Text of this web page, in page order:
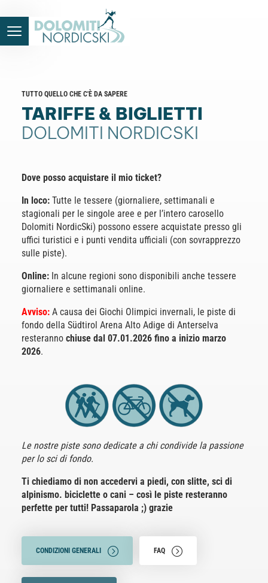
TUTTO QUELLO CHE C'È DA SAPERE
TARIFFE & BIGLIETTI
DOLOMITI NORDICSKI
Dove posso acquistare il mio ticket?
In loco: Tutte le tessere (giornaliere, settimanali e
stagionali per le singole aree e per l’intero carosello
Dolomiti NordicSki) possono essere acquistate presso gli
uffici turistici e i punti vendita ufficiali (con sovrapprezzo
sulle piste).
Online: In alcune regioni sono disponibili anche tessere
giornaliere e settimanali online.
Avviso: A causa dei Giochi Olimpici invernali, le piste di
fondo della Südtirol Arena Alto Adige di Anterselva
resteranno chiuse dal 07.01.2026 fino a inizio marzo
2026.
Le nostre piste sono dedicate a chi condivide la passione
per lo sci di fondo.
Ti chiediamo di non accedervi a piedi, con slitte, sci di
alpinismo. biciclette o cani – così le piste resteranno
perfette per tutti! Passaparola ;) grazie
CONDIZIONI GENERALI FAQ